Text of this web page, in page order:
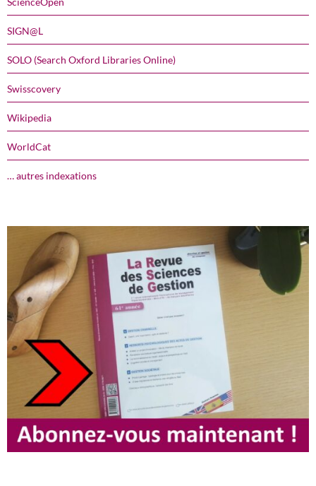
SIGN@L
SOLO (Search Oxford Libraries Online)
Swisscovery
Wikipedia
WorldCat
… autres indexations